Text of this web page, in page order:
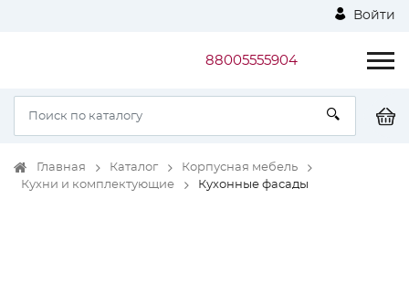
Войти
88005555904
Главная Каталог
Корпусная мебель
Кухни и комплектующие
Кухонные фасады